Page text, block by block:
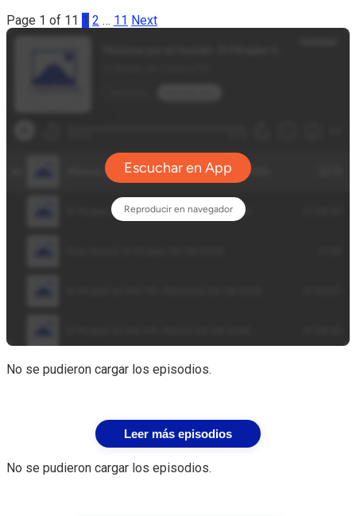
Page 1 of 11 1 2 … 11 Next
No se pudieron cargar los episodios.
Leer más episodios
No se pudieron cargar los episodios.